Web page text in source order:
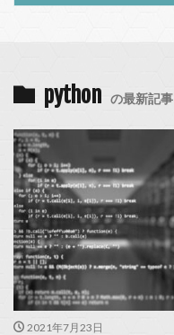
python の最新記事
2021年7月23日